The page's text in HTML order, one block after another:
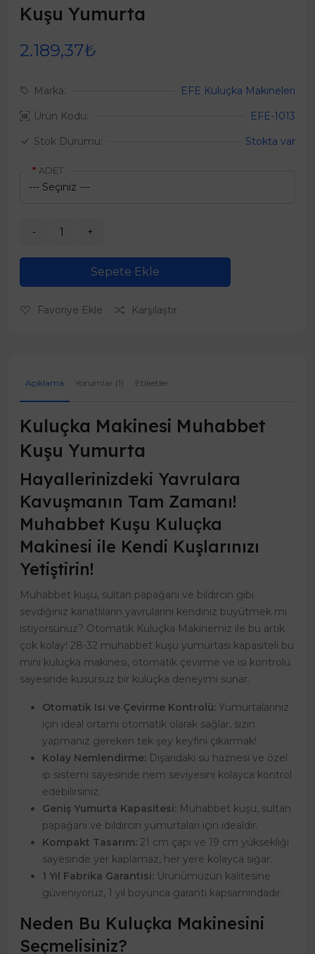
Kuşu Yumurta
2.189,37₺
Marka:
EFE Kuluçka Makineleri
Ürün Kodu:
EFE-1013
Stok Durumu:
Stokta var
ADET
Sepete Ekle
Favoriye Ekle Karşılaştır
Açıklama Yorumlar (1) Etiketler:
Kuluçka Makinesi Muhabbet
Kuşu Yumurta
Hayallerinizdeki Yavrulara
Kavuşmanın Tam Zamanı!
Muhabbet Kuşu Kuluçka
Makinesi ile Kendi Kuşlarınızı
Yetiştirin!
Muhabbet kuşu, sultan papağanı ve bıldırcın gibi
sevdiğiniz kanatlıların yavrularını kendiniz büyütmek mi
istiyorsunuz? Otomatik Kuluçka Makinemiz ile bu artık
çok kolay! 28-32 muhabbet kuşu yumurtası kapasiteli bu
mini kuluçka makinesi, otomatik çevirme ve ısı kontrolü
sayesinde kusursuz bir kuluçka deneyimi sunar.
Otomatik Isı ve Çevirme Kontrolü: Yumurtalarınız
için ideal ortamı otomatik olarak sağlar, sizin
yapmanız gereken tek şey keyfini çıkarmak!
Kolay Nemlendirme: Dışarıdaki su haznesi ve özel
ip sistemi sayesinde nem seviyesini kolayca kontrol
edebilirsiniz.
Geniş Yumurta Kapasitesi: Muhabbet kuşu, sultan
papağanı ve bıldırcın yumurtaları için idealdir.
Kompakt Tasarım: 21 cm çapı ve 19 cm yüksekliği
sayesinde yer kaplamaz, her yere kolayca sığar.
1 Yıl Fabrika Garantisi: Ürünümüzün kalitesine
güveniyoruz, 1 yıl boyunca garanti kapsamındadır.
Neden Bu Kuluçka Makinesini
Seçmelisiniz?